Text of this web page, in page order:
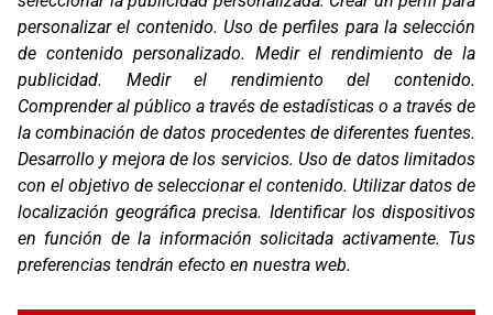
Marcas
Productos
Compañía
Blog
Contacto
FAQ
Canal Ético
Zona Clientes
Síguenos
personalizar el contenido. Uso de perfiles para la selección
de contenido personalizado. Medir el rendimiento de la
publicidad. Medir el rendimiento del contenido.
Comprender al público a través de estadísticas o a través de
la combinación de datos procedentes de diferentes fuentes.
Desarrollo y mejora de los servicios.Uso de datos limitados
con el objetivo de seleccionar el contenido. Utilizar datos de
localización geográfica precisa. Identificar los dispositivos
en función de la información solicitada activamente. Tus
preferencias tendrán efecto en nuestra web.